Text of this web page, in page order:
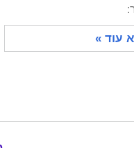
עוד »